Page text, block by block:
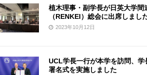
植木理事・副学長が日英大学間
（RENKEI）総会に出席しまし
2023年10月12日
UCL学長一行が本学を訪問、
署名式を実施しました